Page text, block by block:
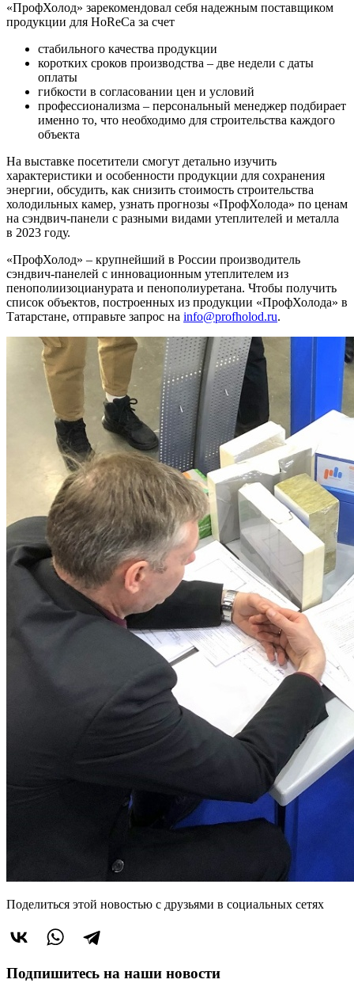
«ПрофХолод» зарекомендовал себя надежным поставщиком
продукции для HoReCa за счет
стабильного качества продукции
коротких сроков производства – две недели с даты
оплаты
гибкости в согласовании цен и условий
профессионализма – персональный менеджер подбирает
именно то, что необходимо для строительства каждого
объекта
На выставке посетители смогут детально изучить
характеристики и особенности продукции для сохранения
энергии, обсудить, как снизить стоимость строительства
холодильных камер, узнать прогнозы «ПрофХолода» по ценам
на сэндвич-панели с разными видами утеплителей и металла
в 2023 году.
«ПрофХолод» – крупнейший в России производитель
сэндвич-панелей с инновационным утеплителем из
пенополиизоцианурата и пенополиуретана. Чтобы получить
список объектов, построенных из продукции «ПрофХолода» в
Татарстане, отправьте запрос на info@profholod.ru.
Поделиться этой новостью с друзьями в социальных сетях
Подпишитесь на наши новости